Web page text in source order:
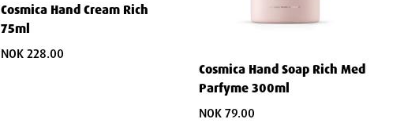
Cosmica Hand Cream Rich
75ml
NOK 228.00
Cosmica Hand Soap Rich Med
Parfyme 300ml
NOK 79.00